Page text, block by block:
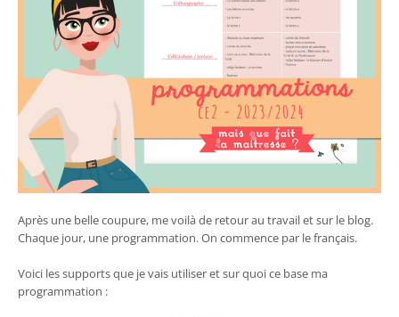
Après une belle coupure, me voilà de retour au travail et sur le blog.
Chaque jour, une programmation. On commence par le français.
Voici les supports que je vais utiliser et sur quoi ce base ma
programmation :